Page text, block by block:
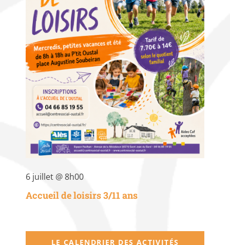
6 juillet @ 8h00
Accueil de loisirs 3/11 ans
LE CALENDRIER DES ACTIVITÉS